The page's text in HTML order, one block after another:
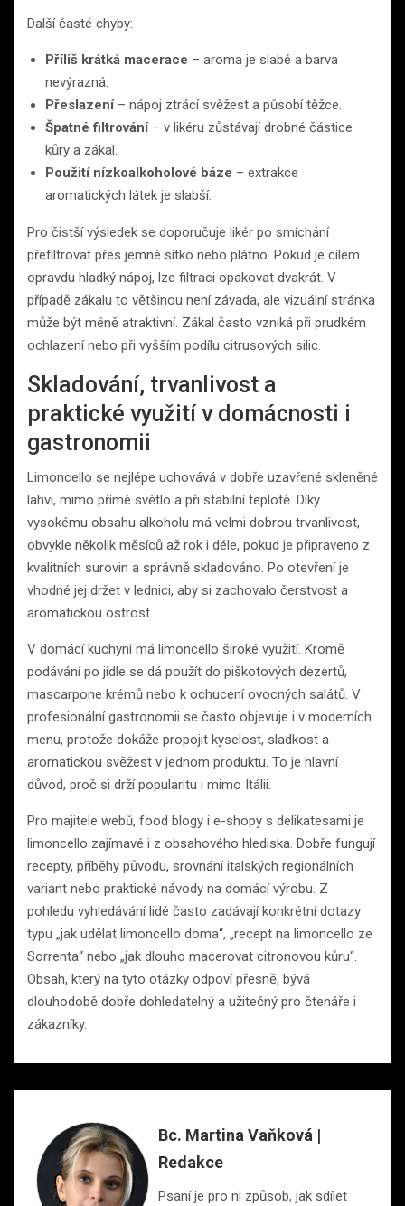
Další časté chyby:
Příliš krátká macerace – aroma je slabé a barva
nevýrazná.
Přeslazení– nápoj ztrácí svěžest a působí těžce.
Špatné filtrování– v likéru zůstávají drobné částice
kůry a zákal.
Použití nízkoalkoholové báze – extrakce
aromatických látek je slabší.
Pro čistší výsledek se doporučuje likér po smíchání
přefiltrovat přes jemné sítko nebo plátno. Pokud je cílem
opravdu hladký nápoj, lze filtraci opakovat dvakrát. V
případě zákalu to většinou není závada, ale vizuální stránka
může být méně atraktivní. Zákal často vzniká při prudkém
ochlazení nebo při vyšším podílu citrusových silic.
Skladování, trvanlivost a
praktické využití v domácnosti i
gastronomii
Limoncello se nejlépe uchovává v dobře uzavřené skleněné
lahvi, mimo přímé světlo a při stabilní teplotě. Díky
vysokému obsahu alkoholu má velmi dobrou trvanlivost,
obvykle několik měsíců až rok i déle, pokud je připraveno z
kvalitních surovin a správně skladováno. Po otevření je
vhodné jej držet v lednici, aby si zachovalo čerstvost a
aromatickou ostrost.
V domácí kuchyni má limoncello široké využití. Kromě
podávání po jídle se dá použít do piškotových dezertů,
mascarpone krémů nebo k ochucení ovocných salátů. V
profesionální gastronomii se často objevuje i v moderních
menu, protože dokáže propojit kyselost, sladkost a
aromatickou svěžest v jednom produktu. To je hlavní
důvod, proč si drží popularitu i mimo Itálii.
Pro majitele webů, food blogy i e-shopy s delikatesami je
limoncello zajímavé i z obsahového hlediska. Dobře fungují
recepty, příběhy původu, srovnání italských regionálních
variant nebo praktické návody na domácí výrobu. Z
pohledu vyhledávání lidé často zadávají konkrétní dotazy
typu „jak udělat limoncello doma“, „recept na limoncello ze
Sorrenta“ nebo „jak dlouho macerovat citronovou kůru“.
Obsah, který na tyto otázky odpoví přesně, bývá
dlouhodobě dobře dohledatelný a užitečný pro čtenáře i
zákazníky.
Bc. Martina Vaňková |
Redakce
Psaní je pro ni způsob, jak sdílet